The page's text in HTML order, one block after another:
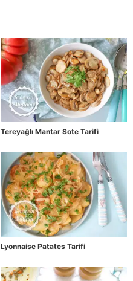
Tereyağlı Mantar Sote Tarifi
Lyonnaise Patates Tarifi